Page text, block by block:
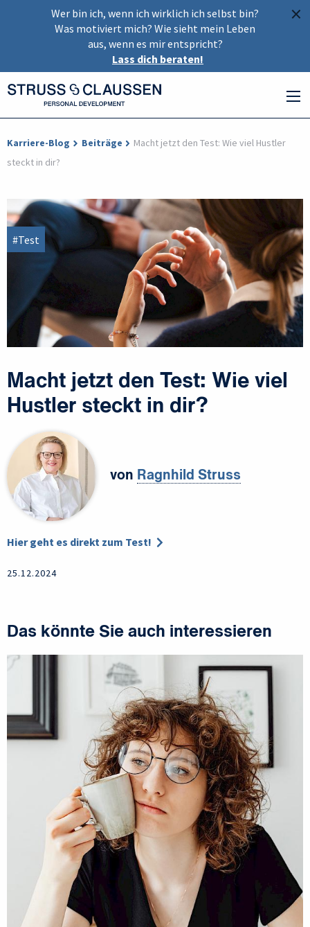
×
Wer bin ich, wenn ich wirklich ich selbst bin?
Was motiviert mich? Wie sieht mein Leben
aus, wenn es mir entspricht?
Lass dich beraten!
Karriere-Blog Beiträge
Macht jetzt den Test: Wie viel Hustler
steckt in dir?
#Test
Macht jetzt den Test: Wie viel
Hustler steckt in dir?
von Ragnhild Struss
Hier geht es direkt zum Test!
25.12.2024
Das könnte Sie auch interessieren